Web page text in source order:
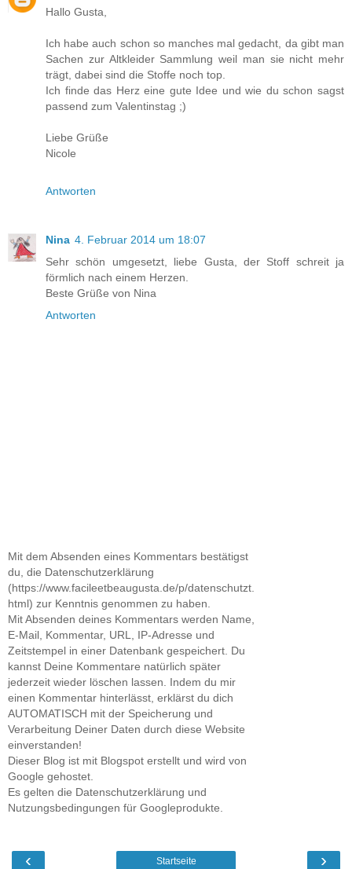
Hallo Gusta,
Ich habe auch schon so manches mal gedacht, da gibt man
Sachen zur Altkleider Sammlung weil man sie nicht mehr
trägt, dabei sind die Stoffe noch top.
Ich finde das Herz eine gute Idee und wie du schon sagst
passend zum Valentinstag ;)
Liebe Grüße
Nicole
Antworten
Nina 4. Februar 2014 um 18:07
Sehr schön umgesetzt, liebe Gusta, der Stoff schreit ja
förmlich nach einem Herzen.
Beste Grüße von Nina
Antworten
Mit dem Absenden eines Kommentars bestätigst
du, die Datenschutzerklärung
(https://www.facileetbeaugusta.de/p/datenschutzt.
html) zur Kenntnis genommen zu haben.
Mit Absenden deines Kommentars werden Name,
E-Mail, Kommentar, URL, IP-Adresse und
Zeitstempel in einer Datenbank gespeichert. Du
kannst Deine Kommentare natürlich später
jederzeit wieder löschen lassen. Indem du mir
einen Kommentar hinterlässt, erklärst du dich
AUTOMATISCH mit der Speicherung und
Verarbeitung Deiner Daten durch diese Website
einverstanden!
Dieser Blog ist mit Blogspot erstellt und wird von
Google gehostet.
Es gelten die Datenschutzerklärung und
Nutzungsbedingungen für Googleprodukte.
‹ ›
Startseite